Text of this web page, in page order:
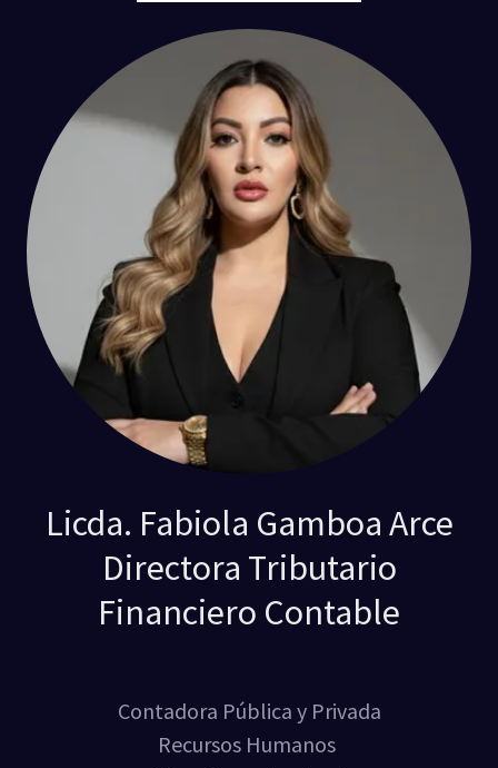
Licda. Fabiola Gamboa Arce
Directora Tributario
Financiero Contable
Contadora Pública y Privada
Recursos Humanos